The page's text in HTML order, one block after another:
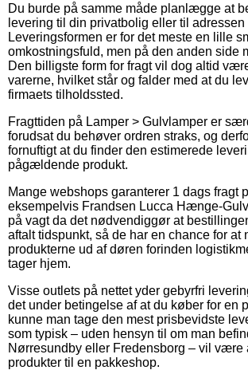
Du burde på samme måde planlægge at
levering til din privatbolig eller til
Leveringsformen er for det meste en lille
omkostningsfuld, men på den anden side
Den billigste form for fragt vil dog altid
varerne, hvilket står og falder med at du
firmaets tilholdssted.
Fragttiden på Lamper > Gulvlamper er
forudsat du behøver ordren straks, og
fornuftigt at du finder den estimerede
pågældende produkt.
Mange webshops garanterer 1 dags fragt
eksempelvis Frandsen Lucca Hænge-
på vagt da det nødvendiggør at
aftalt tidspunkt, så de har en chance for at
produkterne ud af døren forinden
tager hjem.
Visse outlets på nettet yder gebyrfri
det under betingelse af at du køber for en
kunne man tage den mest prisbevidste
som typisk – uden hensyn til om man
Nørresundby eller Fredensborg – vil være
produkter til en pakkeshop.